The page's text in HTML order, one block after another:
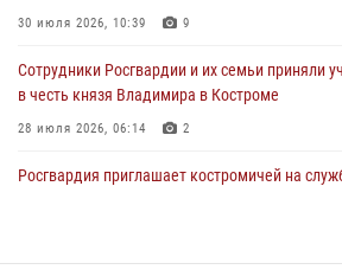
Росгвардейцы знакомят костромичей со
30 июля 2026, 10:39 9
Cотрудники Росгвардии и их семьи приняли
в честь князя Владимира в Костроме
28 июля 2026, 06:14 2
Росгвардия приглашает костромичей на